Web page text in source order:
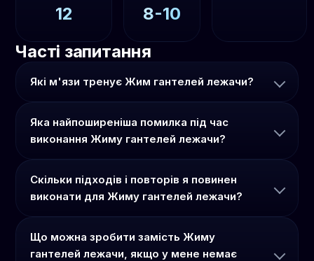
12
8-10
Часті запитання
Які м'язи тренує Жим гантелей лежачи?
Яка найпоширеніша помилка під час
виконання Жиму гантелей лежачи?
Скільки підходів і повторів я повинен
виконати для Жиму гантелей лежачи?
Що можна зробити замість Жиму
гантелей лежачи, якщо у мене немає